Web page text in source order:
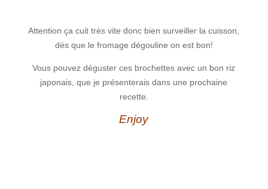
Attention ça cuit très vite donc bien surveiller la cuisson,
dés que le fromage dégouline on est bon!
Vous pouvez déguster ces brochettes avec un bon riz
japonais, que je présenterais dans une prochaine
recette.
Enjoy